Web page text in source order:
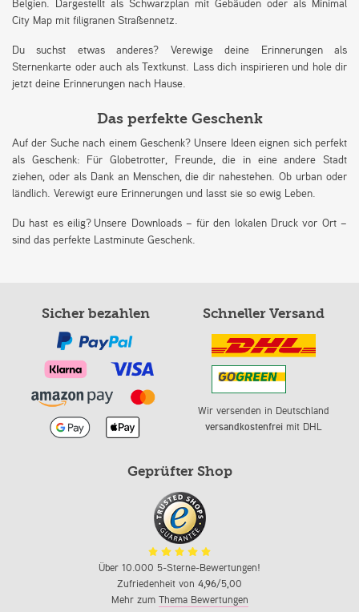
City Map mit filigranen Straßennetz.
Du suchst etwas anderes? Verewige deine Erinnerungen als
Sternenkarte oder auch als Textkunst. Lass dich inspirieren und hole dir
jetzt deine Erinnerungen nach Hause.
Das perfekte Geschenk
Auf der Suche nach einem Geschenk? Unsere Ideen eignen sich perfekt
als Geschenk: Für Globetrotter, Freunde, die in eine andere Stadt
ziehen, oder als Dank an Menschen, die dir nahestehen. Ob urban oder
ländlich. Verewigt eure Erinnerungen und lasst sie so ewig Leben.
Du hast es eilig? Unsere Downloads – für den lokalen Druck vor Ort –
sind das perfekte Lastminute Geschenk.
Sicher bezahlen Schneller Versand
Wir versenden in Deutschland
versandkostenfreimit DHL
Geprüfter Shop
Über 10.000 5-Sterne-Bewertungen!
Zufriedenheit von 4,96/5,00
Mehr zum Thema Bewertungen